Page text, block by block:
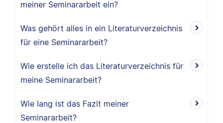
meiner Seminararbeit ein?
Was gehört alles in ein Literaturverzeichnis
für eine Seminararbeit?
Wie erstelle ich das Literaturverzeichnis für
meine Seminararbeit?
Wie lang ist das Fazit meiner
Seminararbeit?